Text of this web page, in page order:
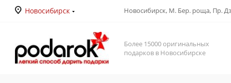
Новосибирск Новосибирск, М. Бер. роща, Пр.
Более 15000 оригинальных
подарков в Новосибирске